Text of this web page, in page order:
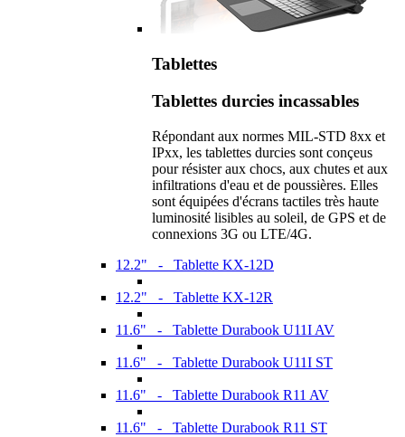
Tablettes
Tablettes durcies incassables
Répondant aux normes MIL-STD 8xx et
IPxx, les tablettes durcies sont conçeus
pour résister aux chocs, aux chutes et aux
infiltrations d'eau et de poussières. Elles
sont équipées d'écrans tactiles très haute
luminosité lisibles au soleil, de GPS et de
connexions 3G ou LTE/4G.
12.2" - Tablette KX-12D
12.2" - Tablette KX-12R
11.6" - Tablette Durabook U11I AV
11.6" - Tablette Durabook U11I ST
11.6" - Tablette Durabook R11 AV
11.6" - Tablette Durabook R11 ST